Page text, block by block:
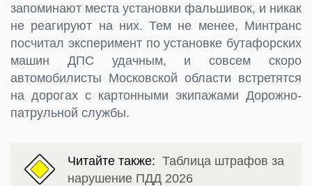
запоминают места установки фальшивок, и никак
не реагируют на них. Тем не менее, Минтранс
посчитал эксперимент по установке бутафорских
машин ДПС удачным, и совсем скоро
автомобилисты Московской области встретятся
на дорогах с картонными экипажами Дорожно-
патрульной службы.
Читайте также: Таблица штрафов за
нарушение ПДД 2026